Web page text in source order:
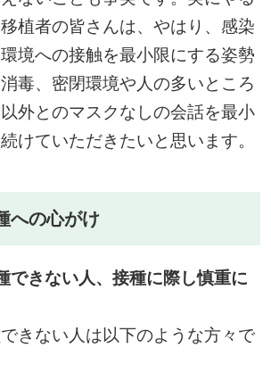
植者の皆さんは、やはり、感染
境への接触を最小限にする姿勢
消毒、密閉環境や人の多いところ
外とのマスクなしの会話を最小
けていただきたいと思います。
への心がけ
できない人、接種に際し慎重に
きない人は以下のような方々で